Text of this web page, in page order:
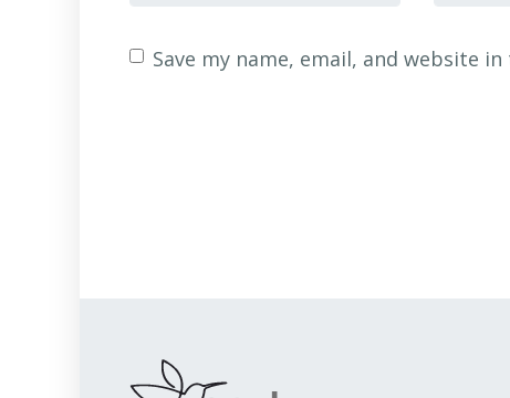
*
Save my name, email, and website